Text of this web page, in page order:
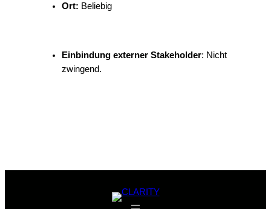
Ort: Beliebig
Einbindung externer Stakeholder: Nicht
zwingend.